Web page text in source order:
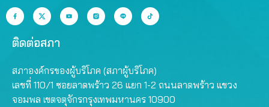
ติดต่อสภา
สภาองค์กรของผู้บริโภค (สภาผู้บริโภค)
เลขที่ 110/1 ซอยลาดพร้าว 26 แยก 1-2 ถนนลาดพร้าว แขวง
จอมพล เขตจตุจักรกรุงเทพมหานคร 10900